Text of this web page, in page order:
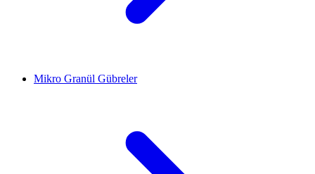
Mikro Granül Gübreler